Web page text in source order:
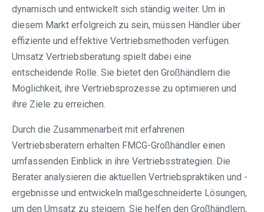
dynamisch und entwickelt sich ständig weiter. Um in
diesem Markt erfolgreich zu sein, müssen Händler über
effiziente und effektive Vertriebsmethoden verfügen.
Umsatz Vertriebsberatung spielt dabei eine
entscheidende Rolle. Sie bietet den Großhändlern die
Möglichkeit, ihre Vertriebsprozesse zu optimieren und
ihre Ziele zu erreichen.
Durch die Zusammenarbeit mit erfahrenen
Vertriebsberatern erhalten FMCG-Großhändler einen
umfassenden Einblick in ihre Vertriebsstrategien. Die
Berater analysieren die aktuellen Vertriebspraktiken und -
ergebnisse und entwickeln maßgeschneiderte Lösungen,
um den Umsatz zu steigern. Sie helfen den Großhändlern,